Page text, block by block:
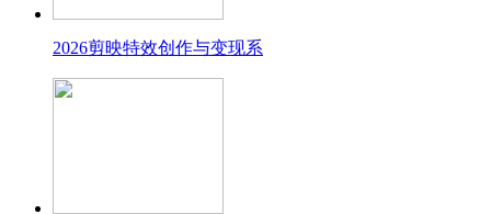
2026剪映特效创作与变现系